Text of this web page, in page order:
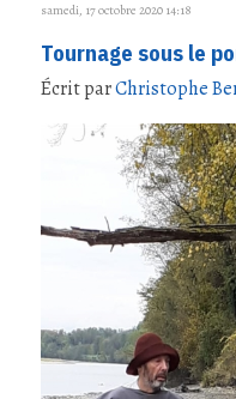
samedi, 17 octobre 2020 14:18
Tournage sous le
Écrit parChristophe